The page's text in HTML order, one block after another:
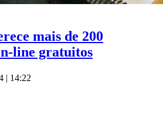
mais de 200
line gratuitos
| 14:22